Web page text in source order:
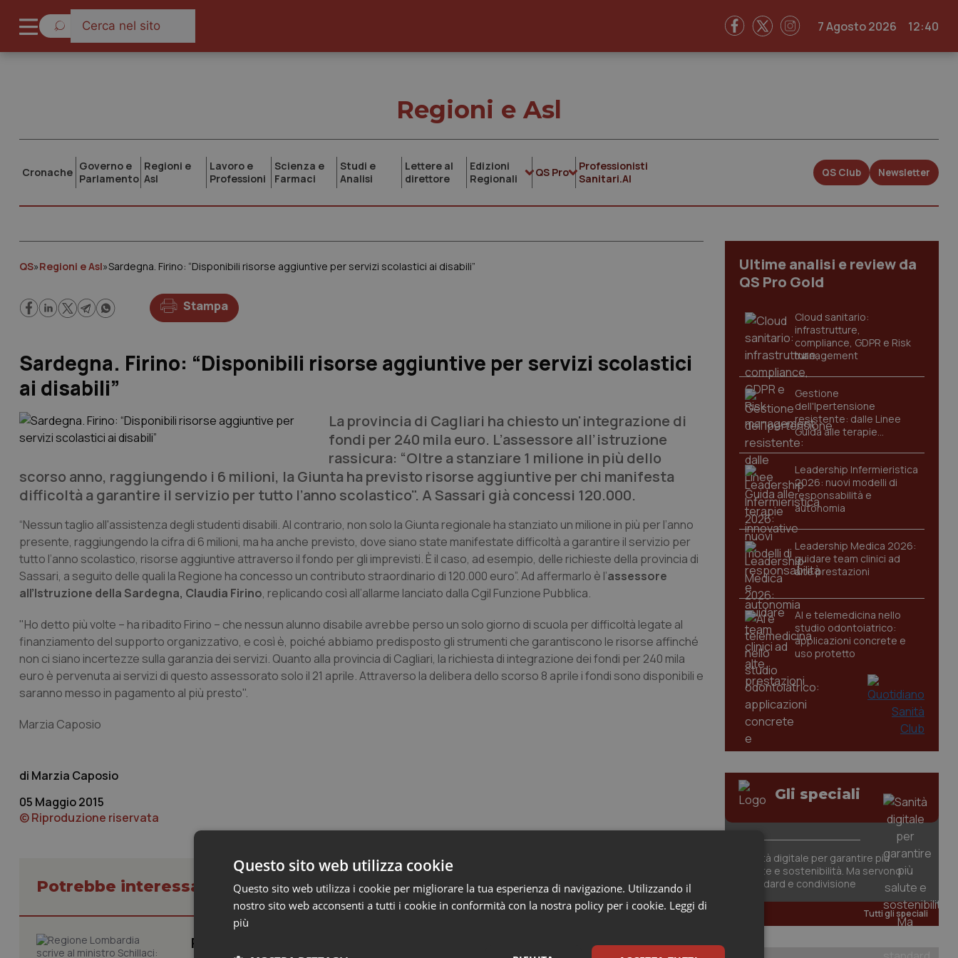
7 Agosto 2026 12:40
Regioni e Asl
Cronache Governo e
Parlamento
Regioni e
Asl
Lavoro e
Professioni
Scienza e
Farmaci
Studi e
Analisi
Lettere al
direttore
Edizioni
Regionali
QS Pro
Professionisti
Sanitari.AI
QS Club Newsletter
QS»Regioni e Asl»Sardegna. Firino: “Disponibili risorse aggiuntive per servizi scolastici ai disabili”
Stampa
Sardegna. Firino: “Disponibili risorse aggiuntive per servizi scolastici
ai disabili”
La provincia di Cagliari ha chiesto un'integrazione di
fondi per 240 mila euro. L’assessore all’istruzione
rassicura: “Oltre a stanziare 1 milione in più dello
scorso anno, raggiungendo i 6 milioni, la Giunta ha previsto risorse aggiuntive per chi manifesta
difficoltà a garantire il servizio per tutto l’anno scolastico". A Sassari già concessi 120.000.
“Nessun taglio all'assistenza degli studenti disabili. Al contrario, non solo la Giunta regionale ha stanziato un milione in più per l’anno
presente, raggiungendo la cifra di 6 milioni, ma ha anche previsto, dove siano state manifestate difficoltà a garantire il servizio per
tutto l’anno scolastico, risorse aggiuntive attraverso il fondo per gli imprevisti. È il caso, ad esempio, delle richieste della provincia di
Sassari, a seguito delle quali la Regione ha concesso un contributo straordinario di 120.000 euro”. Ad affermarlo è l’assessore
all’Istruzione della Sardegna, Claudia Firino, replicando così all’allarme lanciato dalla Cgil Funzione Pubblica.
"Ho detto più volte – ha ribadito Firino – che nessun alunno disabile avrebbe perso un solo giorno di scuola per difficoltà legate al
finanziamento del supporto organizzativo, e così è, poiché abbiamo predisposto gli strumenti che garantiscono le risorse affinché
non ci siano incertezze sulla garanzia dei servizi. Quanto alla provincia di Cagliari, la richiesta di integrazione dei fondi per 240 mila
euro è pervenuta ai servizi di questo assessorato solo il 21 aprile. Attraverso la delibera dello scorso 8 aprile i fondi sono disponibili e
saranno messo in pagamento al più presto".
Marzia Caposio
Marzia Caposio
05 Maggio 2015
© Riproduzione riservata
Potrebbe interessarti in Regioni e Asl
Regione Lombardia scrive al ministro Schillaci: “Gli attuali indicatori
Ultime analisi e review da
QS Pro Gold
Cloud sanitario:
infrastrutture,
compliance, GDPR e Risk
management
Gestione
dell'Ipertensione
resistente: dalle Linee
Guida alle terapie
innovative
Leadership Infermieristica
2026: nuovi modelli di
responsabilità e
autonomia
Leadership Medica 2026:
guidare team clinici ad
alte prestazioni
AI e telemedicina nello
studio odontoiatrico:
applicazioni concrete e
uso protetto
Gli speciali
Sanità digitale per garantire più
salute e sostenibilità. Ma servono
standard e condivisione
Tutti gli speciali
Questo sito web utilizza cookie
Questo sito web utilizza i cookie per migliorare la tua esperienza di navigazione. Utilizzando il
nostro sito web acconsenti a tutti i cookie in conformità con la nostra policy per i cookie. Leggi di
più